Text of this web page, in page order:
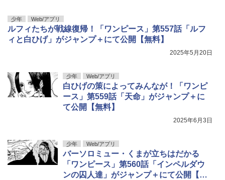
少年 Web/アプリ
ルフィたちが戦線復帰！「ワンピース」第557話「ルフ
ィと白ひげ」がジャンプ＋にて公開【無料】
2025年5月20日
少年 Web/アプリ
白ひげの策によってみんなが！「ワンピ
ース」第559話「天命」がジャンプ＋に
て公開【無料】
2025年6月3日
少年 Web/アプリ
バーソロミュー・くまが立ちはだかる
「ワンピース」第560話「インペルダウ
ンの囚人達」がジャンプ＋にて公開【無